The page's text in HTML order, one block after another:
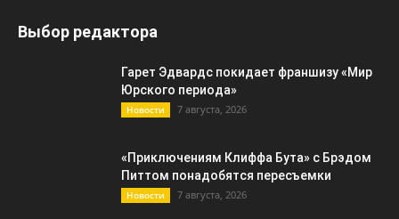
Выбор редактора
Гарет Эдвардс покидает франшизу «Мир
Юрского периода»
Новости 7 августа, 2026
«Приключениям Клиффа Бута» с Брэдом
Питтом понадобятся пересъемки
Новости 7 августа, 2026